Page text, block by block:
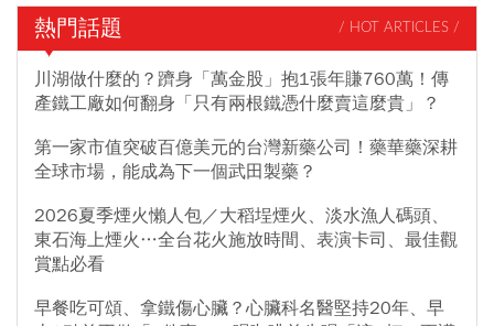
熱門話題 / HOT ARTICLES /
川湖做什麼的？躋身「萬金股」抱1張年賺760萬！傳
產鐵工廠如何翻身「只有兩根鐵憑什麼賣這麼貴」？
第一家市值突破百億美元的台灣新藥公司！藥華藥深耕
全球市場，能成為下一個武田製藥？
2026夏季煙火懶人包／大稻埕煙火、淡水漁人碼頭、
東石海上煙火…全台花火施放時間、表演卡司、最佳觀
賞點必看
早餐吃可頌、拿鐵傷心臟？心臟科名醫堅持20年、早